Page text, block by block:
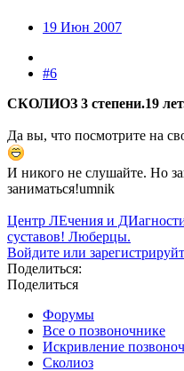
19 Июн 2007
#6
СКОЛИОЗ 3 степени.19
Да вы, что посмотрите на
И никого не слушайте. Но
заниматься!umnik
Центр ЛЕчения и
суставов! Люберцы.
Войдите или
Поделиться:
Поделиться
Форумы
Все о позвоночнике
Искривление
Сколиоз